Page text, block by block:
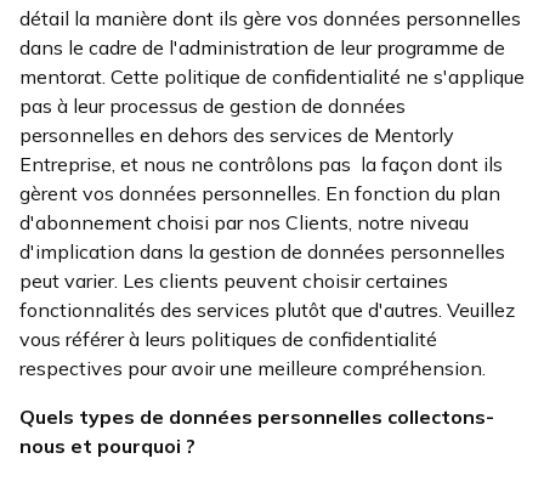
détail la manière dont ils gère vos données personnelles
dans le cadre de l'administration de leur programme de
mentorat. Cette politique de confidentialité ne s'applique
pas à leur processus de gestion de données
personnelles en dehors des services de Mentorly
Entreprise, et nous ne contrôlons pas la façon dont ils
gèrent vos données personnelles. En fonction du plan
d'abonnement choisi par nos Clients, notre niveau
d'implication dans la gestion de données personnelles
peut varier. Les clients peuvent choisir certaines
fonctionnalités des services plutôt que d'autres. Veuillez
vous référer à leurs politiques de confidentialité
respectives pour avoir une meilleure compréhension.
Quels types de données personnelles collectons-
nous et pourquoi ?